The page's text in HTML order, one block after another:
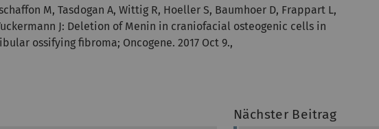
M, Tasdogan A, Wittig R, Hoeller S, Baumhoer D, Frappart L,
J: Deletion of Menin in craniofacial osteogenic cells in
ossifying fibroma; Oncogene. 2017 Oct 9.,
Nächster Beitrag